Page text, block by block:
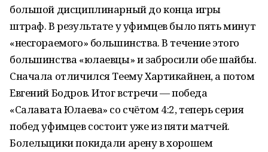
большой дисциплинарный до конца игры
штраф. В результате у уфимцев было пять минут
«несгораемого» большинства. В течение этого
большинства «юлаевцы» и забросили обе шайбы.
Сначала отличился Теему Хартикайнен, а потом
Евгений Бодров. Итог встречи — победа
«Салавата Юлаева» со счётом 4:2, теперь серия
побед уфимцев состоит уже из пяти матчей.
Болельщики покидали арену в хорошем